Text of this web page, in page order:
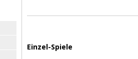
Einzel-Spiele